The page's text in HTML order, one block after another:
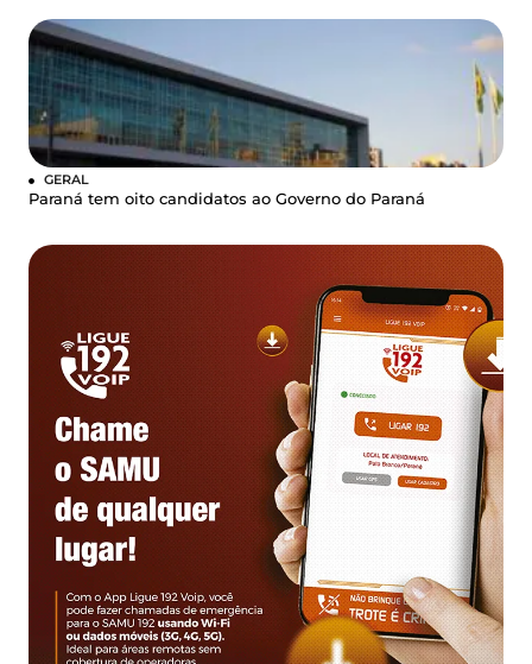
GERAL
Paraná tem oito candidatos ao Governo do Paraná